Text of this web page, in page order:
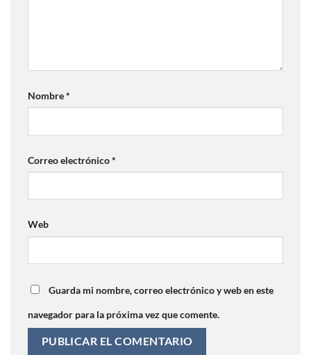
Nombre*
Correo electrónico*
Web
Guarda mi nombre, correo electrónico y web en este
navegador para la próxima vez que comente.